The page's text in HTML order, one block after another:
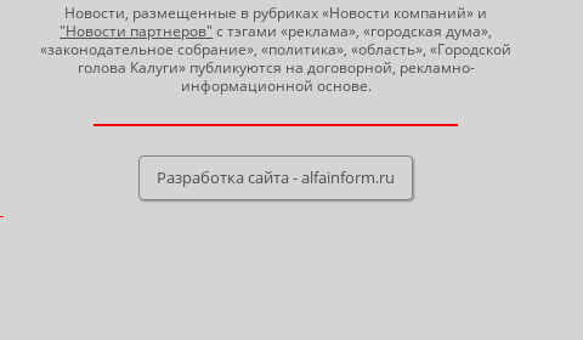
Новости, размещенные в рубриках «Новости компаний» и
"Новости партнеров" с тэгами «реклама», «городская дума»,
«законодательное собрание», «политика», «область», «Городской
голова Калуги» публикуются на договорной, рекламно-
информационной основе.
Разработка сайта - alfainform.ru